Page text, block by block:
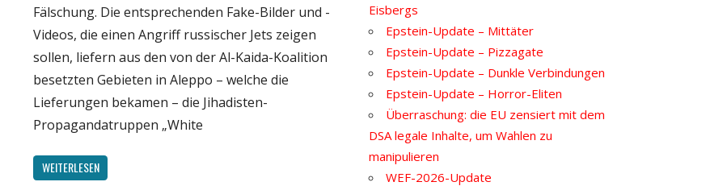
Fälschung. Die entsprechenden Fake-Bilder und -
Videos, die einen Angriff russischer Jets zeigen
sollen, liefern aus den von der Al-Kaida-Koalition
besetzten Gebieten in Aleppo – welche die
Lieferungen bekamen – die Jihadisten-
Propagandatruppen „White
WEITERLESEN
Eisbergs
Epstein-Update – Mittäter
Epstein-Update – Pizzagate
Epstein-Update – Dunkle Verbindungen
Epstein-Update – Horror-Eliten
Überraschung: die EU zensiert mit dem
DSA legale Inhalte, um Wahlen zu
manipulieren
WEF-2026-Update